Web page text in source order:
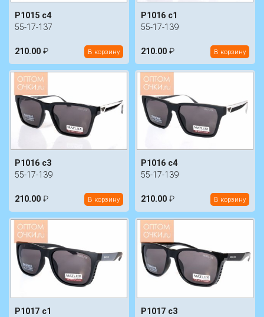
P1015 c4
55-17-137
210.00 ₽ В корзину
P1016 c1
55-17-139
210.00 ₽ В корзину
P1016 c3
55-17-139
210.00 ₽ В корзину
P1016 c4
55-17-139
210.00 ₽ В корзину
P1017 c1
P1017 c3